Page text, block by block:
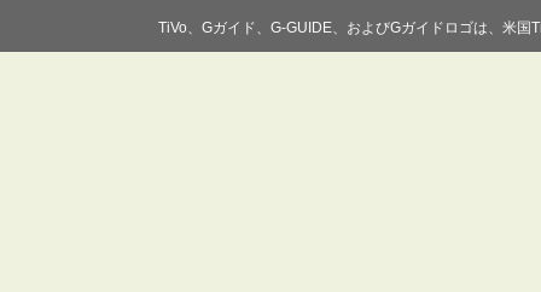
TiVo、Gガイド、G-GUIDE、およびGガイドロゴは、米